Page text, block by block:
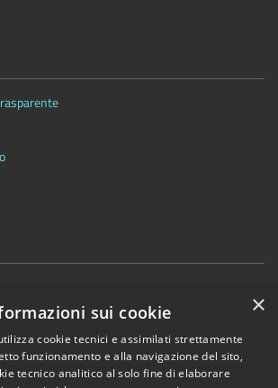
Privacy Cookie Mappa del sito
×
sui cookie
cookie tecnici e assimilati strettamente
funzionamento e alla navigazione del sito,
tecnico analitico al solo fine di elaborare